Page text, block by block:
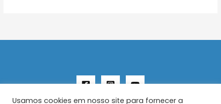
Usamos cookies em nosso site para fornecer a